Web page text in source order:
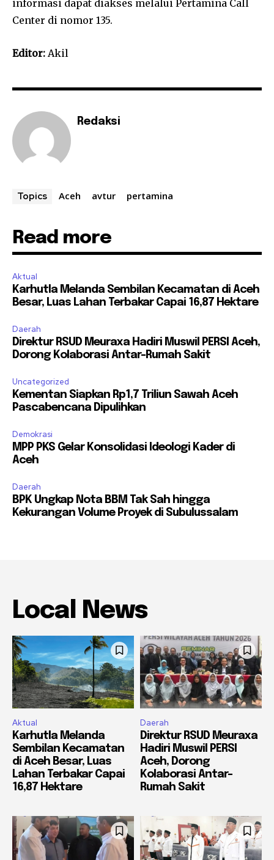
informasi dapat diakses melalui Pertamina Call
Center di nomor 135.
Editor: Akil
Redaksi
Topics Aceh avtur pertamina
Read more
Aktual
Karhutla Melanda Sembilan Kecamatan di Aceh
Besar, Luas Lahan Terbakar Capai 16,87 Hektare
Daerah
Direktur RSUD Meuraxa Hadiri Muswil PERSI Aceh,
Dorong Kolaborasi Antar-Rumah Sakit
Uncategorized
Kementan Siapkan Rp1,7 Triliun Sawah Aceh
Pascabencana Dipulihkan
Demokrasi
MPP PKS Gelar Konsolidasi Ideologi Kader di
Aceh
Daerah
BPK Ungkap Nota BBM Tak Sah hingga
Kekurangan Volume Proyek di Subulussalam
Local News
Aktual
Karhutla Melanda
Sembilan Kecamatan
di Aceh Besar, Luas
Lahan Terbakar Capai
16,87 Hektare
Daerah
Direktur RSUD Meuraxa
Hadiri Muswil PERSI
Aceh, Dorong
Kolaborasi Antar-
Rumah Sakit